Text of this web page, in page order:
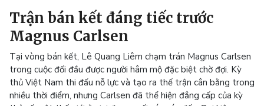
Trận bán kết đáng tiếc trước
Magnus Carlsen
Tại vòng bán kết, Lê Quang Liêm chạm trán Magnus Carlsen
trong cuộc đối đầu được người hâm mộ đặc biệt chờ đợi. Kỳ
thủ Việt Nam thi đấu nỗ lực và tạo ra thế trận cân bằng trong
nhiều thời điểm, nhưng Carlsen đã thể hiện đẳng cấp của kỳ